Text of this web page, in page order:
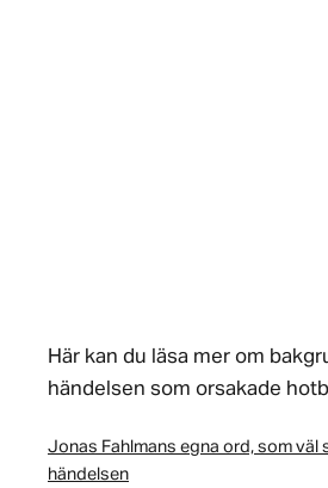
Här kan du läsa mer om
händelsen som orsakade
Jonas Fahlmans egna ord, som väl
händelsen